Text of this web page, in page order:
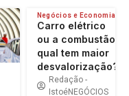
Negócios e Economia
Carro elétrico
ou a combustão:
qual tem maior
desvalorização?
Redação -
IstoéNEGÓCIOS